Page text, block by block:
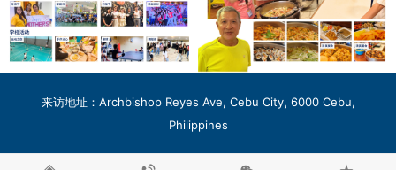
来访地址：Archbishop Reyes Ave, Cebu City, 6000 Cebu,
Philippines